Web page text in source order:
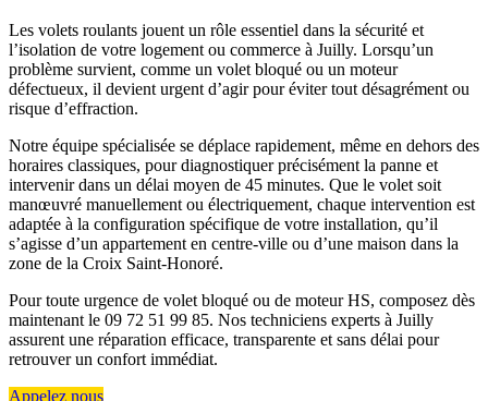
Les volets roulants jouent un rôle essentiel dans la sécurité et
l’isolation de votre logement ou commerce à Juilly. Lorsqu’un
problème survient, comme un volet bloqué ou un moteur
défectueux, il devient urgent d’agir pour éviter tout désagrément ou
risque d’effraction.
Notre équipe spécialisée se déplace rapidement, même en dehors des
horaires classiques, pour diagnostiquer précisément la panne et
intervenir dans un délai moyen de 45 minutes. Que le volet soit
manœuvré manuellement ou électriquement, chaque intervention est
adaptée à la configuration spécifique de votre installation, qu’il
s’agisse d’un appartement en centre-ville ou d’une maison dans la
zone de la Croix Saint-Honoré.
Pour toute urgence de volet bloqué ou de moteur HS, composez dès
maintenant le 09 72 51 99 85. Nos techniciens experts à Juilly
assurent une réparation efficace, transparente et sans délai pour
retrouver un confort immédiat.
Appelez nous